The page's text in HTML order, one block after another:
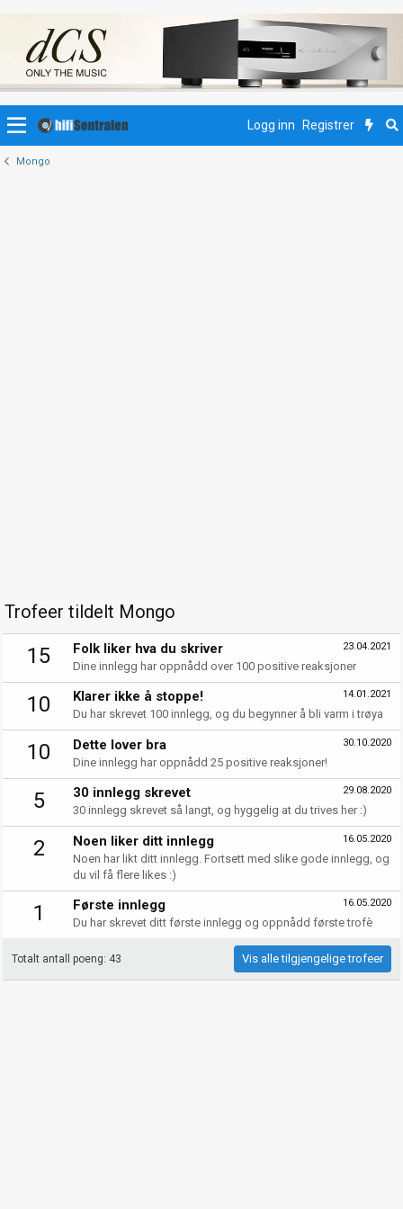
Logg inn Registrer
Mongo
Trofeer tildelt Mongo
15 23.04.2021
Folk liker hva du skriver
Dine innlegg har oppnådd over 100 positive reaksjoner
10 14.01.2021
Klarer ikke å stoppe!
Du har skrevet 100 innlegg, og du begynner å bli varm i trøya
10 30.10.2020
Dette lover bra
Dine innlegg har oppnådd 25 positive reaksjoner!
5 29.08.2020
30 innlegg skrevet
30 innlegg skrevet så langt, og hyggelig at du trives her :)
2 16.05.2020
Noen liker ditt innlegg
Noen har likt ditt innlegg. Fortsett med slike gode innlegg, og
du vil få flere likes :)
1 16.05.2020
Første innlegg
Du har skrevet ditt første innlegg og oppnådd første trofè
Totalt antall poeng: 43 Vis alle tilgjengelige trofeer